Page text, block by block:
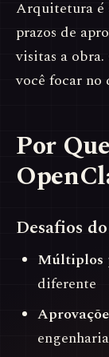
Arquitetura é
prazos de
visitas a
você focar no
Por
Desafios
Múltiplos
diferente
engenharia